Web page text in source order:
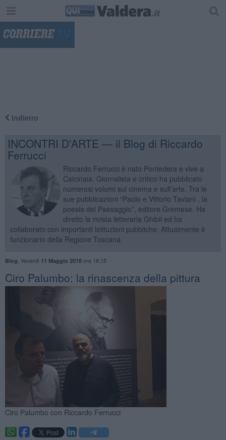
Indietro
INCONTRI D'ARTE — il Blog di Riccardo
Ferrucci
Riccardo Ferrucci è nato Pontedera e vive a
Calcinaia. Giornalista e critico ha pubblicato
numerosi volumi sul cinema e sull’arte. Tra le
sue pubblicazioni “Paolo e Vittorio Taviani , la
poesia del Paesaggio”, editore Gremese. Ha
diretto la rivista letteraria Ghibli ed ha
collaborato con importanti istituzioni pubbliche. Attualmente è
funzionario della Regione Toscana.
Blog Venerdì 11 Maggio 2018ore 18:15
​Ciro Palumbo: la rinascenza della pittura
Ciro Palumbo con Riccardo Ferrucci